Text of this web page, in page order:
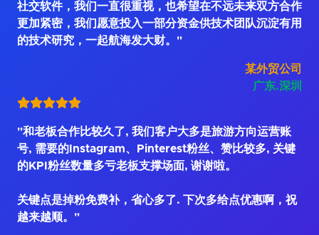
社交软件，我们一直很重视，也希望在不远未来双方合作
更加紧密，我们愿意投入一部分资金供技术团队沉淀有用
的技术研究，一起航海发大财。"
某外贸公司
广东.深圳
"和老板合作比较久了, 我们客户大多是旅游方向运营账
号, 需要的Instagram、Pinterest粉丝、赞比较多, 关键
的KPI粉丝数量多亏老板支撑场面, 谢谢啦。
关键点是掉粉免费补，省心多了. 下次多给点优惠啊，祝
越来越顺。"